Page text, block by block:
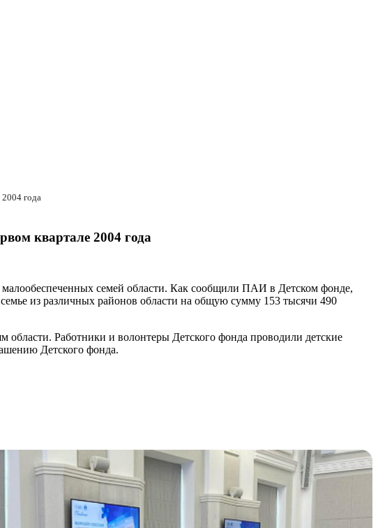
года
квартале 2004 года
малообеспеченных семей области. Как сообщили ПАИ в Детском фонде,
из различных районов области на общую сумму 153 тысячи 490
области. Работники и волонтеры Детского фонда проводили детские
Детского фонда.